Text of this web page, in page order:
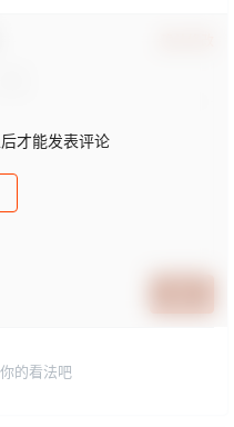
才能发表评论
的看法吧